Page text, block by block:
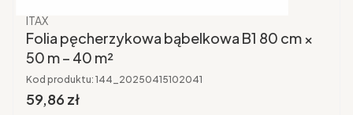
Producent
ITAX
Folia pęcherzykowa bąbelkowa B1 80 cm ×
50 m – 40 m²
Kod produktu: 144_20250415102041
Cena brutto
59,86 zł